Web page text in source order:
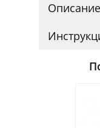
Описание